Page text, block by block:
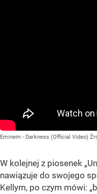
Eminem - Darkness (Official Video)
W kolejnej z piosenek
nawiązuje do swojego
Kellym, po czym mówi: